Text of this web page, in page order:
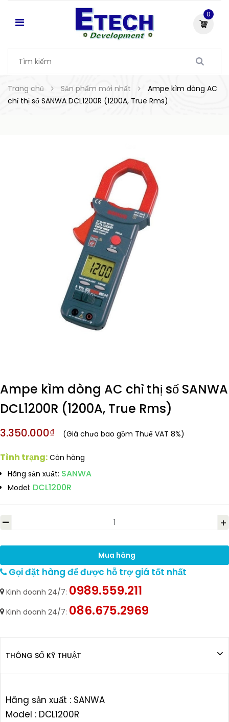
0
Trang chủ Sản phẩm mới nhất
Ampe kìm dòng AC
chỉ thị số SANWA DCL1200R (1200A, True Rms)
Ampe kìm dòng AC chỉ thị số SANWA
DCL1200R (1200A, True Rms)
3.350.000₫ (Giá chưa bao gồm Thuế VAT 8%)
Tình trạng: Còn hàng
Hãng sản xuất: SANWA
Model: DCL1200R
- +
Mua hàng
Gọi đặt hàng để được hỗ trợ giá tốt nhất
Kinh doanh 24/7: 0989.559.211
Kinh doanh 24/7: 086.675.2969
THÔNG SỐ KỸ THUẬT
Hãng sản xuất : SANWA
Model : DCL1200R